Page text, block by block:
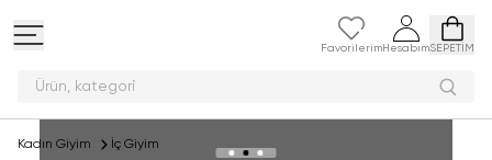
Favorilerim HesabımSEPETİM
Ürün, kateg
Kadın Giyim İç Giyim